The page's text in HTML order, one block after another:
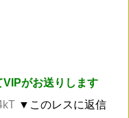
VIPがお送りします
▼このレスに返信